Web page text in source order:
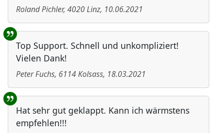
Roland Pichler, 4020Linz, 10.06.2021
Top Support. Schnell und unkompliziert!
Vielen Dank!
Peter Fuchs, 6114Kolsass, 18.03.2021
Hat sehr gut geklappt. Kann ich wärmstens
empfehlen!!!